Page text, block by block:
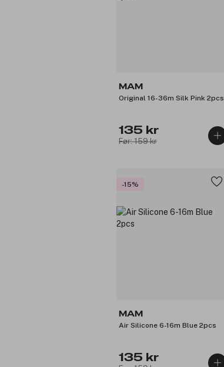
MAM
Original 16-36m Silk Pink 2pcs
135 kr
Før: 159 kr
-15%
MAM
Air Silicone 6-16m Blue 2pcs
135 kr